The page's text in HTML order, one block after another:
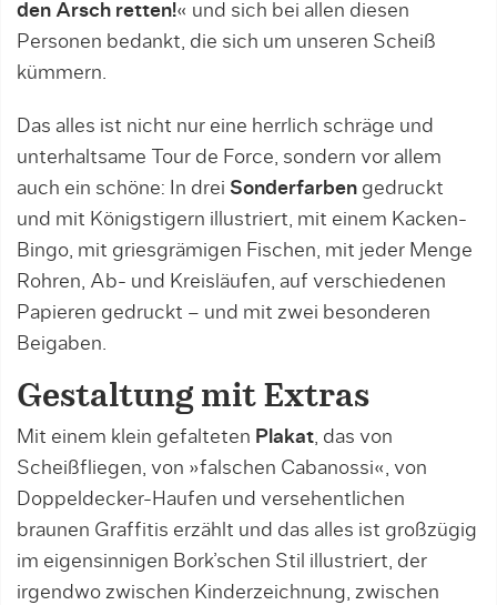
den Arsch retten!« und sich bei allen diesen
Personen bedankt, die sich um unseren Scheiß
kümmern.
Das alles ist nicht nur eine herrlich schräge und
unterhaltsame Tour de Force, sondern vor allem
auch ein schöne: In drei Sonderfarben gedruckt
und mit Königstigern illustriert, mit einem Kacken-
Bingo, mit griesgrämigen Fischen, mit jeder Menge
Rohren, Ab- und Kreisläufen, auf verschiedenen
Papieren gedruckt – und mit zwei besonderen
Beigaben.
Gestaltung mit Extras
Mit einem klein gefalteten Plakat, das von
Scheißfliegen, von »falschen Cabanossi«, von
Doppeldecker-Haufen und versehentlichen
braunen Graffitis erzählt und das alles ist großzügig
im eigensinnigen Bork’schen Stil illustriert, der
irgendwo zwischen Kinderzeichnung, zwischen